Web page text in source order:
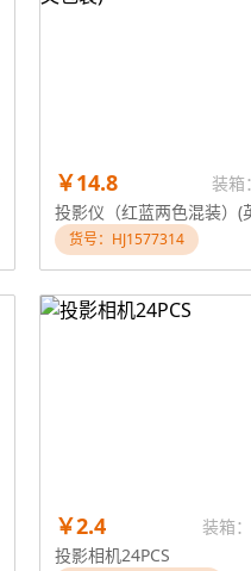
￥14.8 装箱
货号：HJ1577314
￥2.4
装箱
投影相机24PCS